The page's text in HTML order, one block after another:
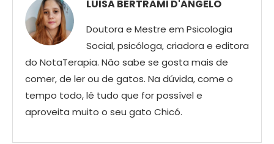
LUISA BERTRAMI D'ANGELO
Doutora e Mestre em Psicologia
Social, psicóloga, criadora e editora
do NotaTerapia. Nâo sabe se gosta mais de
comer, de ler ou de gatos. Na dúvida, come o
tempo todo, lê tudo que for possível e
aproveita muito o seu gato Chicó.